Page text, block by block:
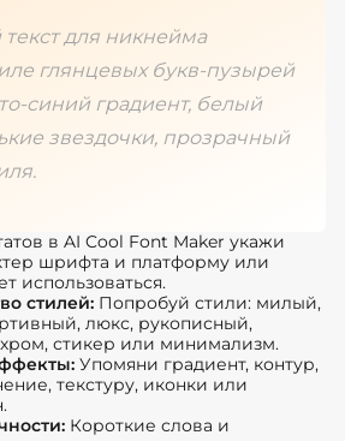
текст для никнейма
глянцевых букв-пузырей
синий градиент, белый
звездочки, прозрачный
в AI Cool Font Maker укажи
шрифта и платформу или
использоваться.
стилей: Попробуй стили: милый,
люкс, рукописный,
хром, стикер или минимализм.
Упомяни градиент, контур,
текстуру, иконки или
Короткие слова и